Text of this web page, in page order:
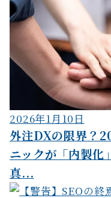
2026年1月10日
外注DXの限界？
ニックが「内製化
真...